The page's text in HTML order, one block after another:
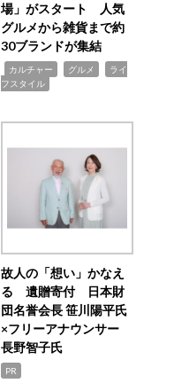
場」がスタート 人気
グルメから雑貨まで約
30ブランドが集結
カルチャー グルメ
ライ
フスタイル
故人の「想い」かなえ
る 遺贈寄付 日本財
団名誉会長 笹川陽平氏
×フリーアナウンサー
長野智子氏
PR